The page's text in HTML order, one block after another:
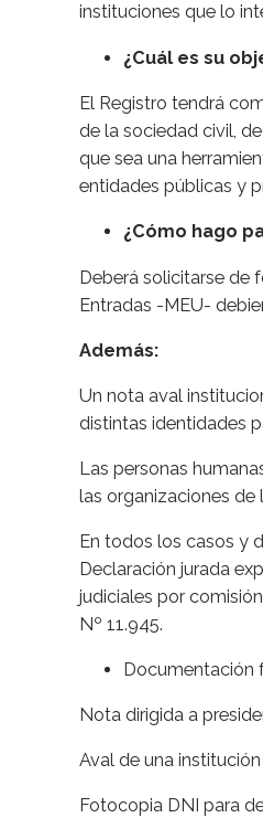
instituciones que lo
¿Cuál es su
El Registro tendrá
de la sociedad civil,
que sea una
entidades públicas y
¿Cómo hago
Deberá solicitarse de
Entradas -MEU-
Además:
Un nota aval
distintas identidades
Las personas
las organizaciones
En todos los casos y
Declaración jurada
judiciales por
Nº 11.945.
Documentación
Nota dirigida a
Aval de una
Fotocopia DNI para